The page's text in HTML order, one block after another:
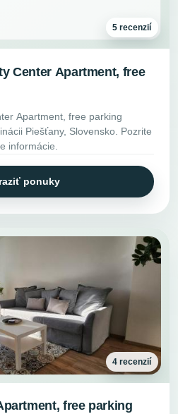
5 recenzií
Center Apartment, free
Apartment, free parking
Piešťany, Slovensko. Pozrite
informácie.
ponuky
4 recenzií
free parking